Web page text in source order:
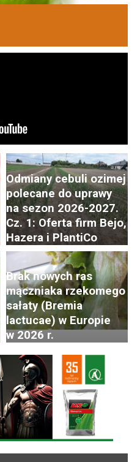
Odmiany cebuli ozimej
polecane do uprawy
na sezon 2026-2027.
Cz. 1: Oferta firm Bejo,
Hazera i PlantiCo
Brak nowych ras
mączniaka rzekomego
sałaty (Bremia
lactucae) w Europie
w 2026 r.